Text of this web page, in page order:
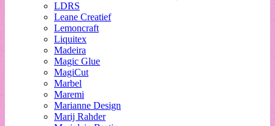
LDRS
Leane Creatief
Lemoncraft
Liquitex
Madeira
Magic Glue
MagiCut
Marbel
Maremi
Marianne Design
Marij Rahder